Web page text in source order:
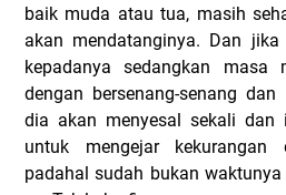
baik muda atau tua, masih
akan mendatanginya. Dan
kepadanya sedangkan
dengan bersenang-senang
dia akan menyesal sekali dan
untuk mengejar kekurangan
padahal sudah bukan waktunya